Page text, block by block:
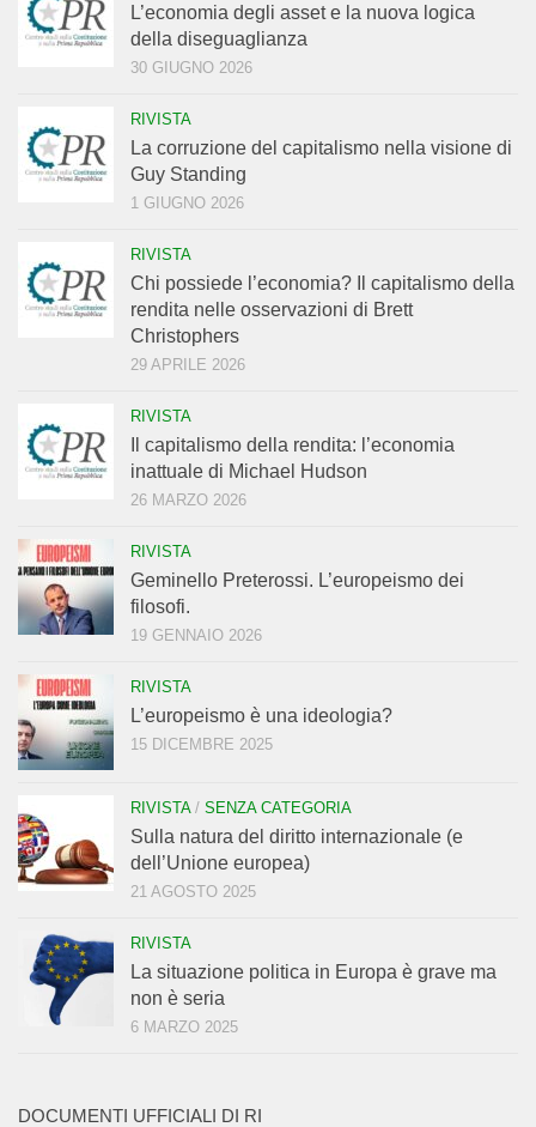
L’economia degli asset e la nuova logica
della diseguaglianza
30 GIUGNO 2026
RIVISTA
La corruzione del capitalismo nella visione di
Guy Standing
1 GIUGNO 2026
RIVISTA
Chi possiede l’economia? Il capitalismo della
rendita nelle osservazioni di Brett
Christophers
29 APRILE 2026
RIVISTA
Il capitalismo della rendita: l’economia
inattuale di Michael Hudson
26 MARZO 2026
RIVISTA
Geminello Preterossi. L’europeismo dei
filosofi.
19 GENNAIO 2026
RIVISTA
L’europeismo è una ideologia?
15 DICEMBRE 2025
RIVISTA/ SENZA CATEGORIA
Sulla natura del diritto internazionale (e
dell’Unione europea)
21 AGOSTO 2025
RIVISTA
La situazione politica in Europa è grave ma
non è seria
6 MARZO 2025
DOCUMENTI UFFICIALI DI RI